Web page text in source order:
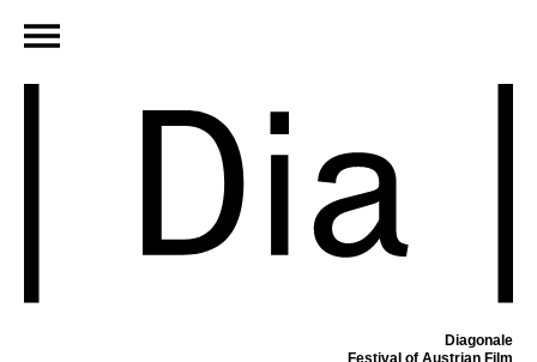
Diagonale
Festival of Austrian Film